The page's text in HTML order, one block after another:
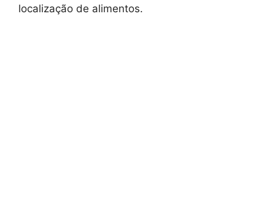
localização de alimentos.